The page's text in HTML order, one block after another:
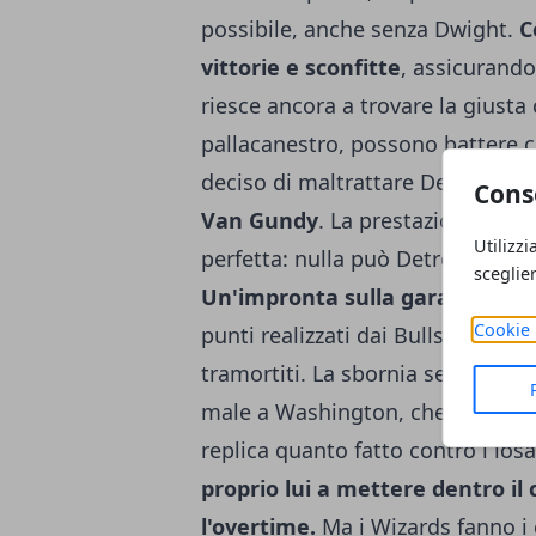
Cookie
possibile, anche senza Dwight.
vittorie e sconfitte,
riesce ancora a trovare la
pallacanestro, possono battere
deciso di maltrattare Detroit,
Van Gundy. La prestazione
perfetta: nulla può Detroit di
Un'impronta sulla gara
punti realizzati dai Bulls nel
tramortiti. La sbornia seguita
male a Washington, che va ko
replica quanto fatto contro i
proprio lui a mettere dentro il
l'overtime. Ma i Wizards fanno